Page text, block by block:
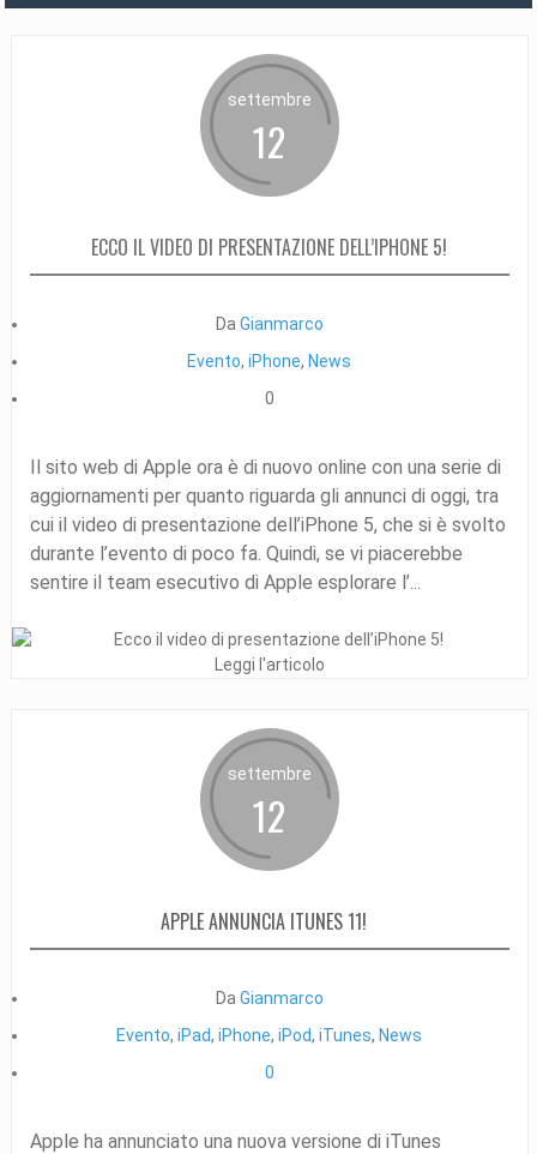
settembre
12
ECCO IL VIDEO DI PRESENTAZIONE DELL’IPHONE 5!
Da Gianmarco
Evento,iPhone, News
0
Il sito web di Apple ora è di nuovo online con una serie di
aggiornamenti per quanto riguarda gli annunci di oggi, tra
cui il video di presentazione dell’iPhone 5, che si è svolto
durante l’evento di poco fa. Quindi, se vi piacerebbe
sentire il team esecutivo di Apple esplorare l’...
Leggi l'articolo
settembre
12
APPLE ANNUNCIA ITUNES 11!
Da Gianmarco
Evento,iPad,iPhone,iPod,iTunes, News
0
Apple ha annunciato una nuova versione di iTunes